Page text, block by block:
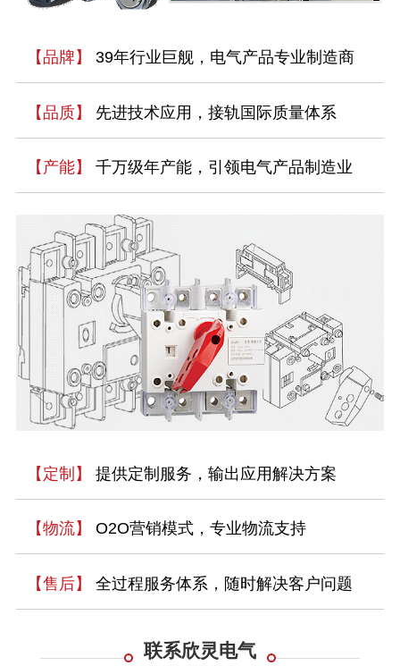
【品牌】 39年行业巨舰，电气产品专业制造商
【品质】 先进技术应用，接轨国际质量体系
【产能】 千万级年产能，引领电气产品制造业
【定制】 提供定制服务，输出应用解决方案
【物流】 O2O营销模式，专业物流支持
【售后】 全过程服务体系，随时解决客户问题
联系欣灵电气